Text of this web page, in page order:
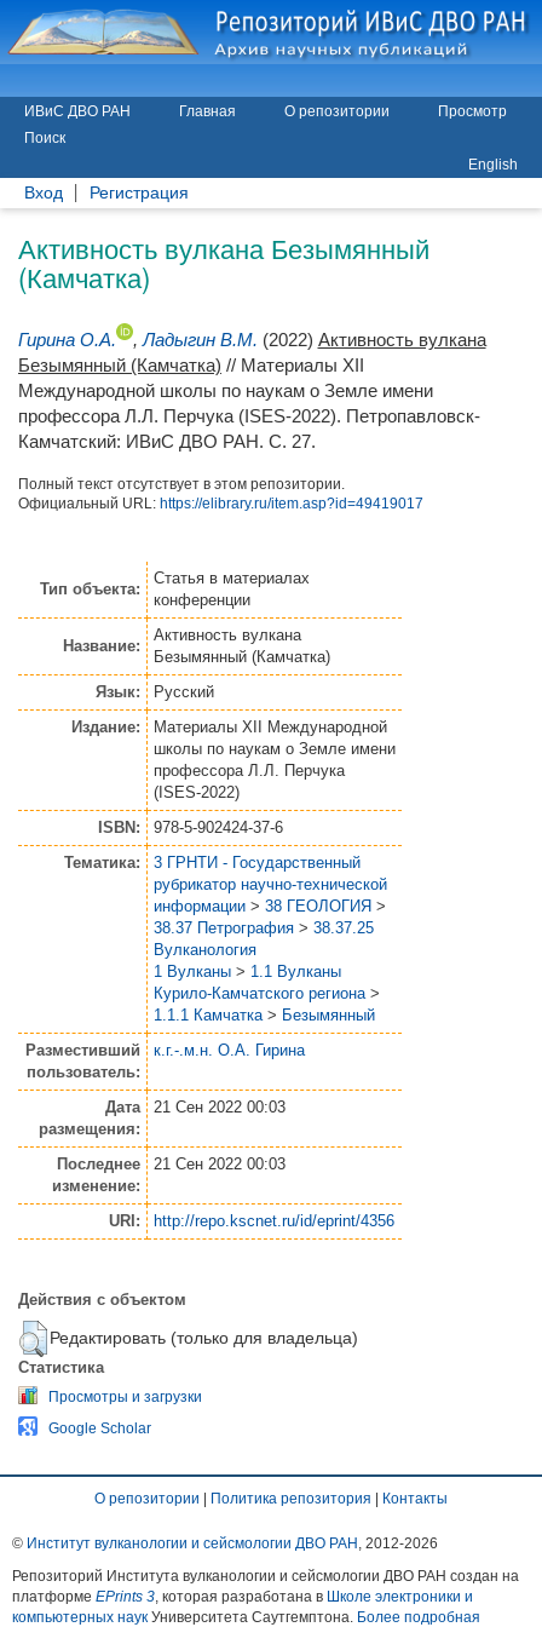
ИВиС ДВО РАН Главная О репозитории
Просмотр
Поиск
English
Вход Регистрация
Активность вулкана Безымянный
(Камчатка)
Гирина О.А. ,Ладыгин В.М. (2022) Активность вулкана
Безымянный (Камчатка) // Материалы XII
Международной школы по наукам о Земле имени
профессора Л.Л. Перчука (ISES-2022). Петропавловск-
Камчатский: ИВиС ДВО РАН. С. 27.
Полный текст отсутствует в этом репозитории.
Официальный URL: https://elibrary.ru/item.asp?id=49419017
Тип объекта:
Статья в материалах
конференции
Название:
Активность вулкана
Безымянный (Камчатка)
Язык:
Русский
Издание:
Материалы XII Международной
школы по наукам о Земле имени
профессора Л.Л. Перчука
(ISES-2022)
ISBN:
978-5-902424-37-6
Тематика:
3 ГРНТИ - Государственный
рубрикатор научно-технической
информации > 38 ГЕОЛОГИЯ >
38.37 Петрография > 38.37.25
Вулканология
1 Вулканы > 1.1 Вулканы
Курило-Камчатского региона >
1.1.1 Камчатка > Безымянный
Разместивший
пользователь:
к.г.-.м.н. О.А. Гирина
Дата
размещения:
21 Сен 2022 00:03
Последнее
изменение:
21 Сен 2022 00:03
URI: http://repo.kscnet.ru/id/eprint/4356
Действия с объектом
Редактировать (только для владельца)
Статистика
Просмотры и загрузки
Google Scholar
О репозитории | Политика репозитория | Контакты
© Институт вулканологии и сейсмологии ДВО РАН , 2012-2026
Репозиторий Института вулканологии и сейсмологии ДВО РАН создан на
платформе EPrints 3 , которая разработана в Школе электроники и
компьютерных наук Университета Саутгемптона. Более подробная